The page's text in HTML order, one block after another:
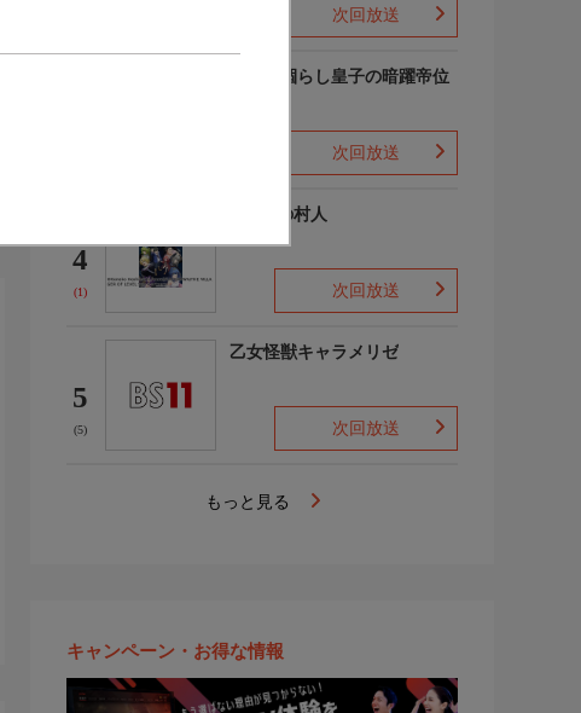
次回放送
最強出涸らし皇子の暗躍帝位
次回放送
4
(1)
LV999の村人
次回放送
5
(5)
乙女怪獣キャラメリゼ
次回放送
もっと見る
キャンペーン・お得な情報